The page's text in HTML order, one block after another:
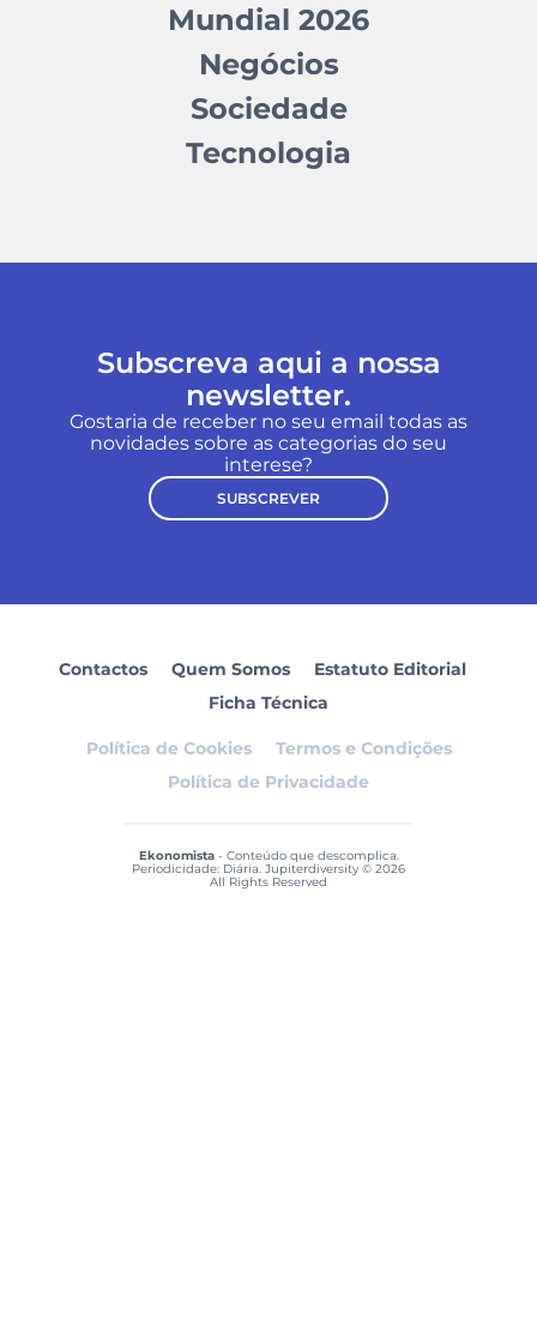
Mundial 2026
Negócios
Sociedade
Tecnologia
Subscreva aqui a nossa
newsletter.
Gostaria de receber no seu email todas as
novidades sobre as categorias do seu
interese?
SUBSCREVER
Contactos Quem Somos
Estatuto Editorial
Ficha Técnica
Política de Cookies
Termos e Condições
Política de Privacidade
Ekonomista- Conteúdo que descomplica.
Periodicidade: Diária. Jupiterdiversity © 2026
All Rights Reserved